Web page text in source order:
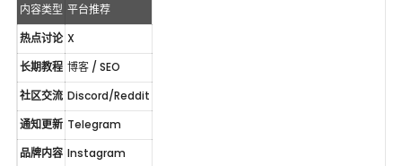
内容类型 平台推荐
热点讨论 X
长期教程 博客 / SEO
社区交流 Discord/Reddit
通知更新 Telegram
品牌内容 Instagram